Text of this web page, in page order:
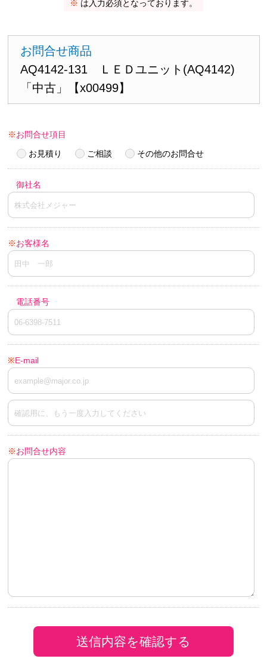
※ は入力必須となっております。
お問合せ商品
AQ4142-131 ＬＥＤユニット(AQ4142)
「中古」【x00499】
※お問合せ項目
お見積り
ご相談 その他のお問合せ
御社名
※お客様名
電話番号
※E-mail
※お問合せ内容
送信内容を確認する